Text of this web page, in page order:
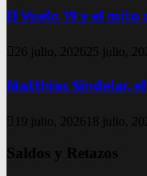
El Vuelo 19 y el
26 julio, 2026 25 julio,
Matthias Sindelar,
19 julio, 2026 18 julio,
Saldos y Retazos